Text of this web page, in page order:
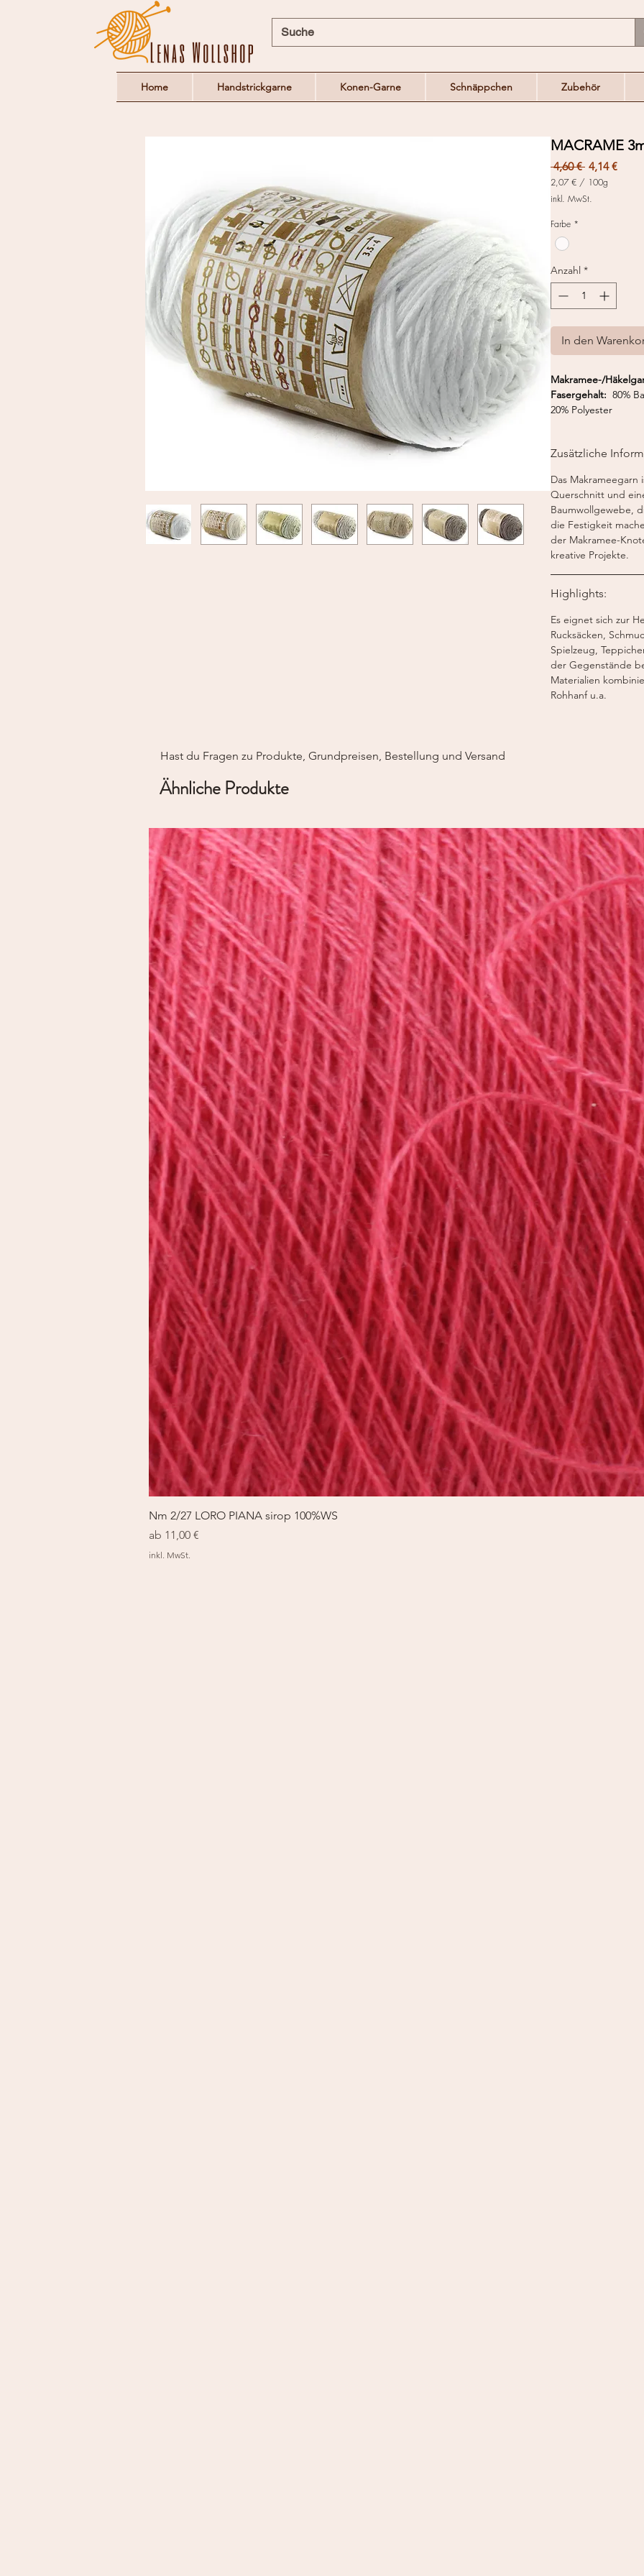
Home Handstrickgarne Konen-Garne Schnäppchen Zubehör
MACRAME
4,60 € 4,14 €Sale-
2,07 € / 100g
2,07 €
pro
Gramm
inkl. MwSt.
Farbe *
Anzahl *
In den
Makramee-/
Fasergehalt: 80%
20% Polyester
Lauflänge:220 m /
Zusätzliche
Das
Querschnitt und
Baumwollgewebe,
die Festigkeit
der Makramee-
kreative Projekte.
Highlights:
Es eignet sich zur
Rucksäcken,
Spielzeug,
der Gegenstände
Materialien
Rohhanf u.a.
Hast du Fragen zu Produkte, Grundpreisen, Bestellung und Versand
Ähnliche Produkte
Nm 2/27 LORO PIANA sirop 100%WS
ab 11,00 €
Sale-Preis
inkl. MwSt.